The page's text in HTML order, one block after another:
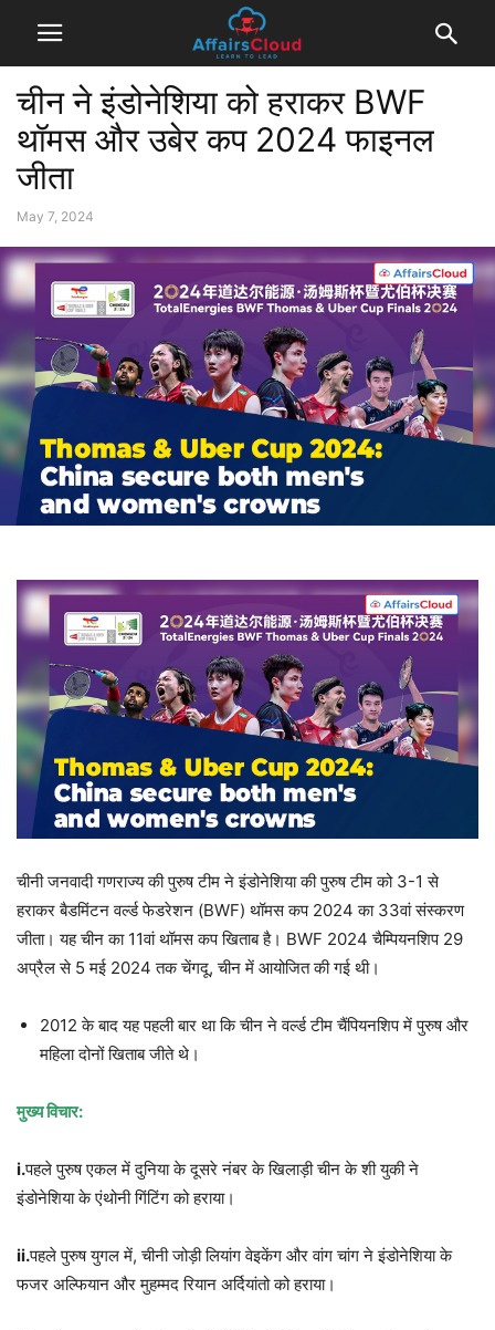
चीन ने इंडोनेशिया को हराकर BWF
थॉमस और उबेर कप 2024 फाइनल
जीता
May 7, 2024
चीनी जनवादी गणराज्य की पुरुष टीम ने इंडोनेशिया की पुरुष टीम को 3-1 से
हराकर बैडमिंटन वर्ल्ड फेडरेशन (BWF) थॉमस कप 2024 का 33वां संस्करण
जीता। यह चीन का 11वां थॉमस कप खिताब है। BWF 2024 चैम्पियनशिप 29
अप्रैल से 5 मई 2024 तक चेंगदू, चीन में आयोजित की गई थी।
2012 के बाद यह पहली बार था कि चीन ने वर्ल्ड टीम चैंपियनशिप में पुरुष और
महिला दोनों खिताब जीते थे।
मुख्य विचार:
i.पहले पुरुष एकल में दुनिया के दूसरे नंबर के खिलाड़ी चीन के शी युकी ने
इंडोनेशिया के एंथोनी गिंटिंग को हराया।
ii.पहले पुरुष युगल में, चीनी जोड़ी लियांग वेइकेंग और वांग चांग ने इंडोनेशिया के
फजर अल्फियान और मुहम्मद रियान अर्दियांतो को हराया।